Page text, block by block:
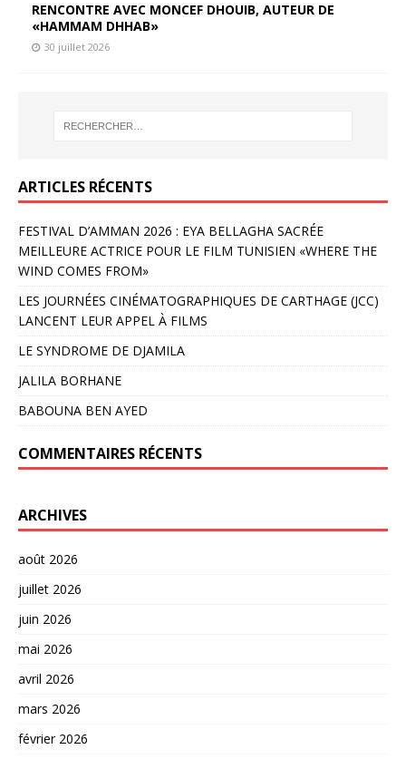
RENCONTRE AVEC MONCEF DHOUIB, AUTEUR DE
«HAMMAM DHHAB»
30 juillet 2026
ARTICLES RÉCENTS
FESTIVAL D’AMMAN 2026 : EYA BELLAGHA SACRÉE
MEILLEURE ACTRICE POUR LE FILM TUNISIEN «WHERE THE
WIND COMES FROM»
LES JOURNÉES CINÉMATOGRAPHIQUES DE CARTHAGE (JCC)
LANCENT LEUR APPEL À FILMS
LE SYNDROME DE DJAMILA
JALILA BORHANE
BABOUNA BEN AYED
COMMENTAIRES RÉCENTS
ARCHIVES
août 2026
juillet 2026
juin 2026
mai 2026
avril 2026
mars 2026
février 2026